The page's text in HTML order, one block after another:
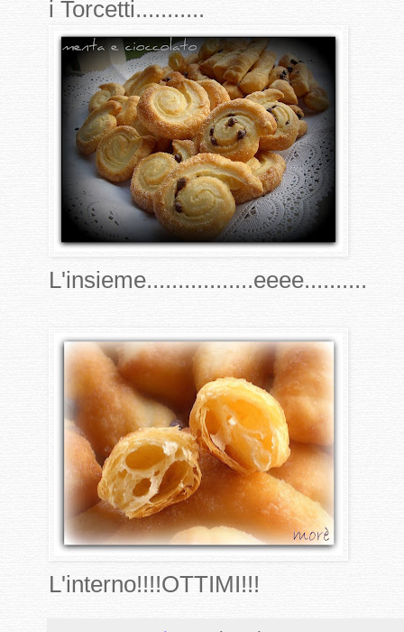
i Torcetti...........
L'insieme.................eeee..........
L'interno!!!!OTTIMI!!!